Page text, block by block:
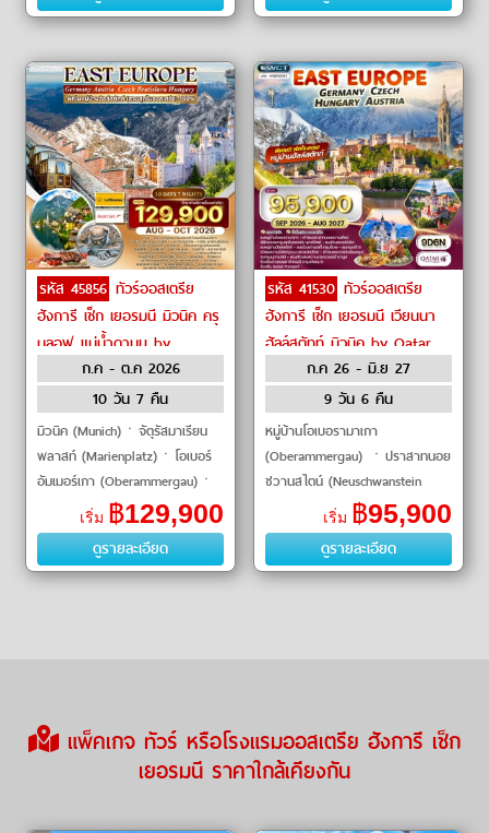
รหัส 45856 ทัวร์ออสเตรีย
ฮังการี เช็ก เยอรมนี มิวนิค ครุ
มลอฟ แม่น้ำดานูบ by
Lufthansa, Austrian Airlines
ก.ค - ต.ค 2026
10 วัน 7 คืน
มิวนิค (Munich)ㆍจัตุรัสมาเรียน
พลาสท์ (Marienplatz)ㆍโอเบอร์
อัมเมอร์เกา (Oberammergau)ㆍ
ปราสาทนอยชวานสไตน์
(Neuschwanstein Castle)ㆍมหาวิ
หารเอททั�
เริ่ม ฿129,900
ดูรายละเอียด
รหัส 41530 ทัวร์ออสเตรีย
ฮังการี เช็ก เยอรมนี เวียนนา
ฮัลล์สตัทท์ มิวนิค by Qatar
Airwaysก.ค 26 - มิ.ย 27
9 วัน 6 คืน
หมู่บ้านโอเบอรามาเกา
(Oberammergau) ㆍปราสาทนอย
ชวานสไตน์ (Neuschwanstein
Castle) ㆍยอดเขาซุกสปิตเซ่
(Zugspitze) ㆍซอลส์เบิร์ก
(Salzburg) ㆍสวนมิราเบ
เริ่ม ฿95,900
ดูรายละเอียด
แพ็คเกจ ทัวร์ หรือโรงแรมออสเตรีย ฮังการี เช็ก
เยอรมนี ราคาใกล้เคียงกัน